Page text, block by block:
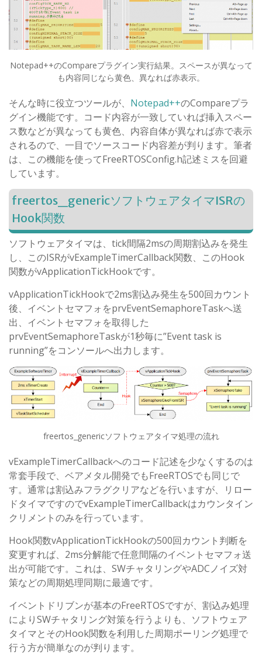
Notepad++のCompareプラグイン実行結果。スペースが異なって
も内容同じなら黄色、異なれば赤表示。
そんな時に役立つツールが、 Notepad++のCompareプラ
グイン機能です。コード内容が一致していれば挿入スペー
ス数などが異なっても黄色、内容自体が異なれば赤で表示
されるので、一目でソースコード内容差が判ります。筆者
は、この機能を使ってFreeRTOSConfig.h記述ミスを回避
しています。
freertos_genericソフトウェアタイマISRの
Hook関数
ソフトウェアタイマは、tick間隔2msの周期割込みを発生
し、このISRがvExampleTimerCallback関数、このHook
関数がvApplicationTickHookです。
vApplicationTickHookで2ms割込み発生を500回カウント
後、イベントセマフォをprvEventSemaphoreTaskへ送
出、イベントセマフォを取得した
prvEventSemaphoreTaskが1秒毎に”Event task is
running”をコンソールへ出力します。
freertos_genericソフトウェアタイマ処理の流れ
vExampleTimerCallbackへのコード記述を少なくするのは
常套手段で、ベアメタル開発でもFreeRTOSでも同じで
す。通常は割込みフラグクリアなどを行いますが、リロー
ドタイマですのでvExampleTimerCallbackはカウンタイン
クリメントのみを行っています。
Hook関数vApplicationTickHookの500回カウント判断を
変更すれば、2ms分解能で任意間隔のイベントセマフォ送
出が可能です。これは、SWチャタリングやADCノイズ対
策などの周期処理同期に最適です。
イベントドリブンが基本のFreeRTOSですが、割込み処理
によりSWチャタリング対策を行うよりも、ソフトウェア
タイマとそのHook関数を利用した周期ポーリング処理で
行う方が簡単なのが判ります。